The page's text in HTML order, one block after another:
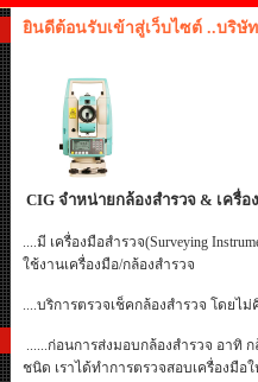
ยินดีต้อนรับเข้าสู่เว็บไซต์ ..บริษั
CIG จำหน่ายกล้องสำรวจ & เครื่
....มี เครื่องมือสำรวจ(Surveying
ใช้งานเครื่องมือ/กล้องสำรวจ
....บริการตรวจเช็คกล้องสำรวจ โดยไ
......ก่อนการส่งมอบกล้องสำรวจ อาทิ
ชนิด เราได้ทำการตรวจสอบเครื่องมื